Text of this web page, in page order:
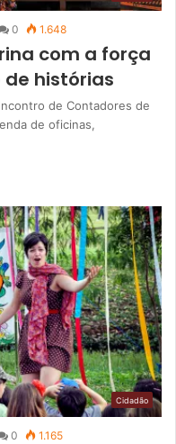
0 1.648
com a força
histórias
de Contadores de
de oficinas,
Cidadão
0 1.165